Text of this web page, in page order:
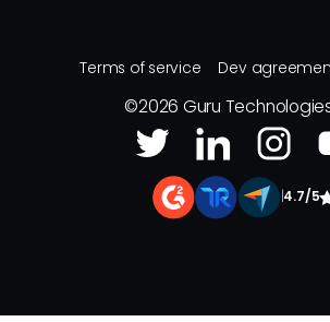
Terms of service Dev
©2026 Guru
4.7/5